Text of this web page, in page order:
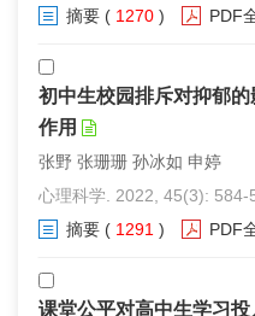
摘要 ( 1270 ) PDF
初中生校园排斥对抑郁
作用
张野 张珊珊 孙冰如 申婷
心理科学. 2022, 45(3): 584-
摘要 ( 1291 ) PDF
课堂公平对高中生学习